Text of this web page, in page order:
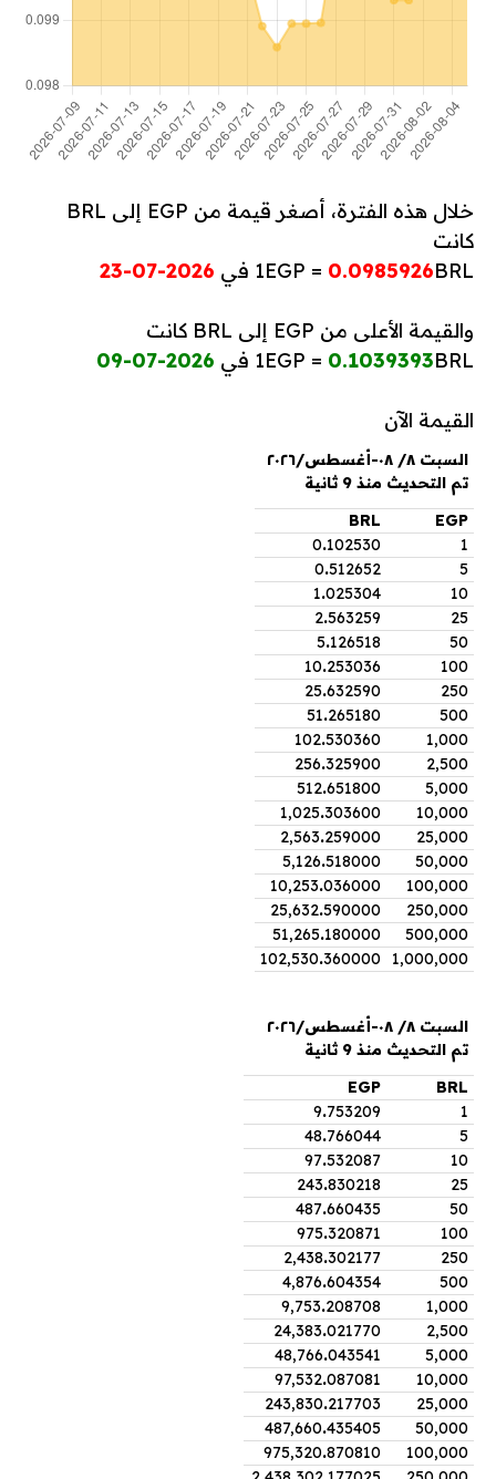
خلال هذه الفترة، أصغر قيمة من EGP إلى BRL
كانت
1EGP = 0.0985926BRL في 2026-07-23
والقيمة الأعلى من EGP إلى BRL كانت
1EGP = 0.1039393BRL في 2026-07-09
القيمة الآن
السبت ٨/ ٠٨-أغسطس/٢٠٢٦
تم التحديث منذ 9 ثانية
EGP
BRL
1
0.102530
5
0.512652
10
1.025304
25
2.563259
50
5.126518
100
10.253036
250
25.632590
500
51.265180
1,000
102.530360
2,500
256.325900
5,000
512.651800
10,000
1,025.303600
25,000
2,563.259000
50,000
5,126.518000
100,000
10,253.036000
250,000
25,632.590000
500,000
51,265.180000
1,000,000
102,530.360000
السبت ٨/ ٠٨-أغسطس/٢٠٢٦
تم التحديث منذ 9 ثانية
BRL
EGP
1
9.753209
5
48.766044
10
97.532087
25
243.830218
50
487.660435
100
975.320871
250
2,438.302177
500
4,876.604354
1,000
9,753.208708
2,500
24,383.021770
5,000
48,766.043541
10,000
97,532.087081
25,000
243,830.217703
50,000
487,660.435405
100,000
975,320.870810